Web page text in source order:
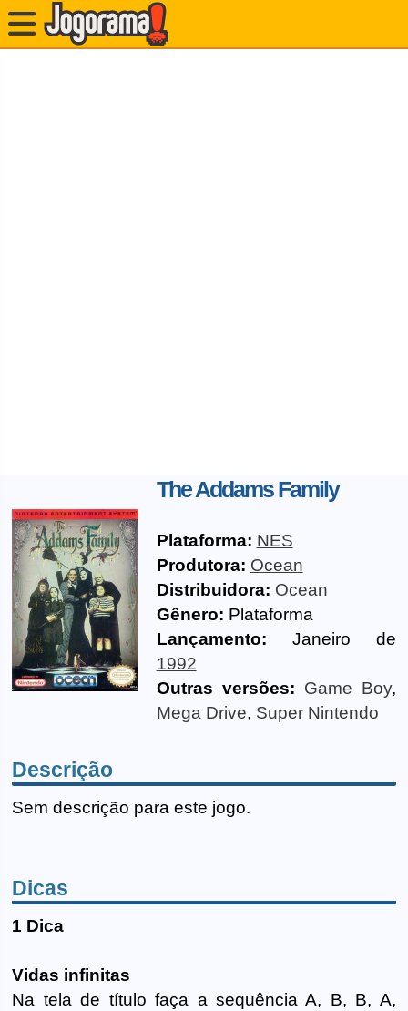
The Addams Family
Plataforma: NES
Produtora: Ocean
Distribuidora: Ocean
Gênero: Plataforma
Lançamento: Janeiro de
1992
Outras versões: Game Boy,
Mega Drive, Super Nintendo
Descrição
Sem descrição para este jogo.
Dicas
1 Dica
Vidas infinitas
Na tela de título faça a sequência A, B, B, A,